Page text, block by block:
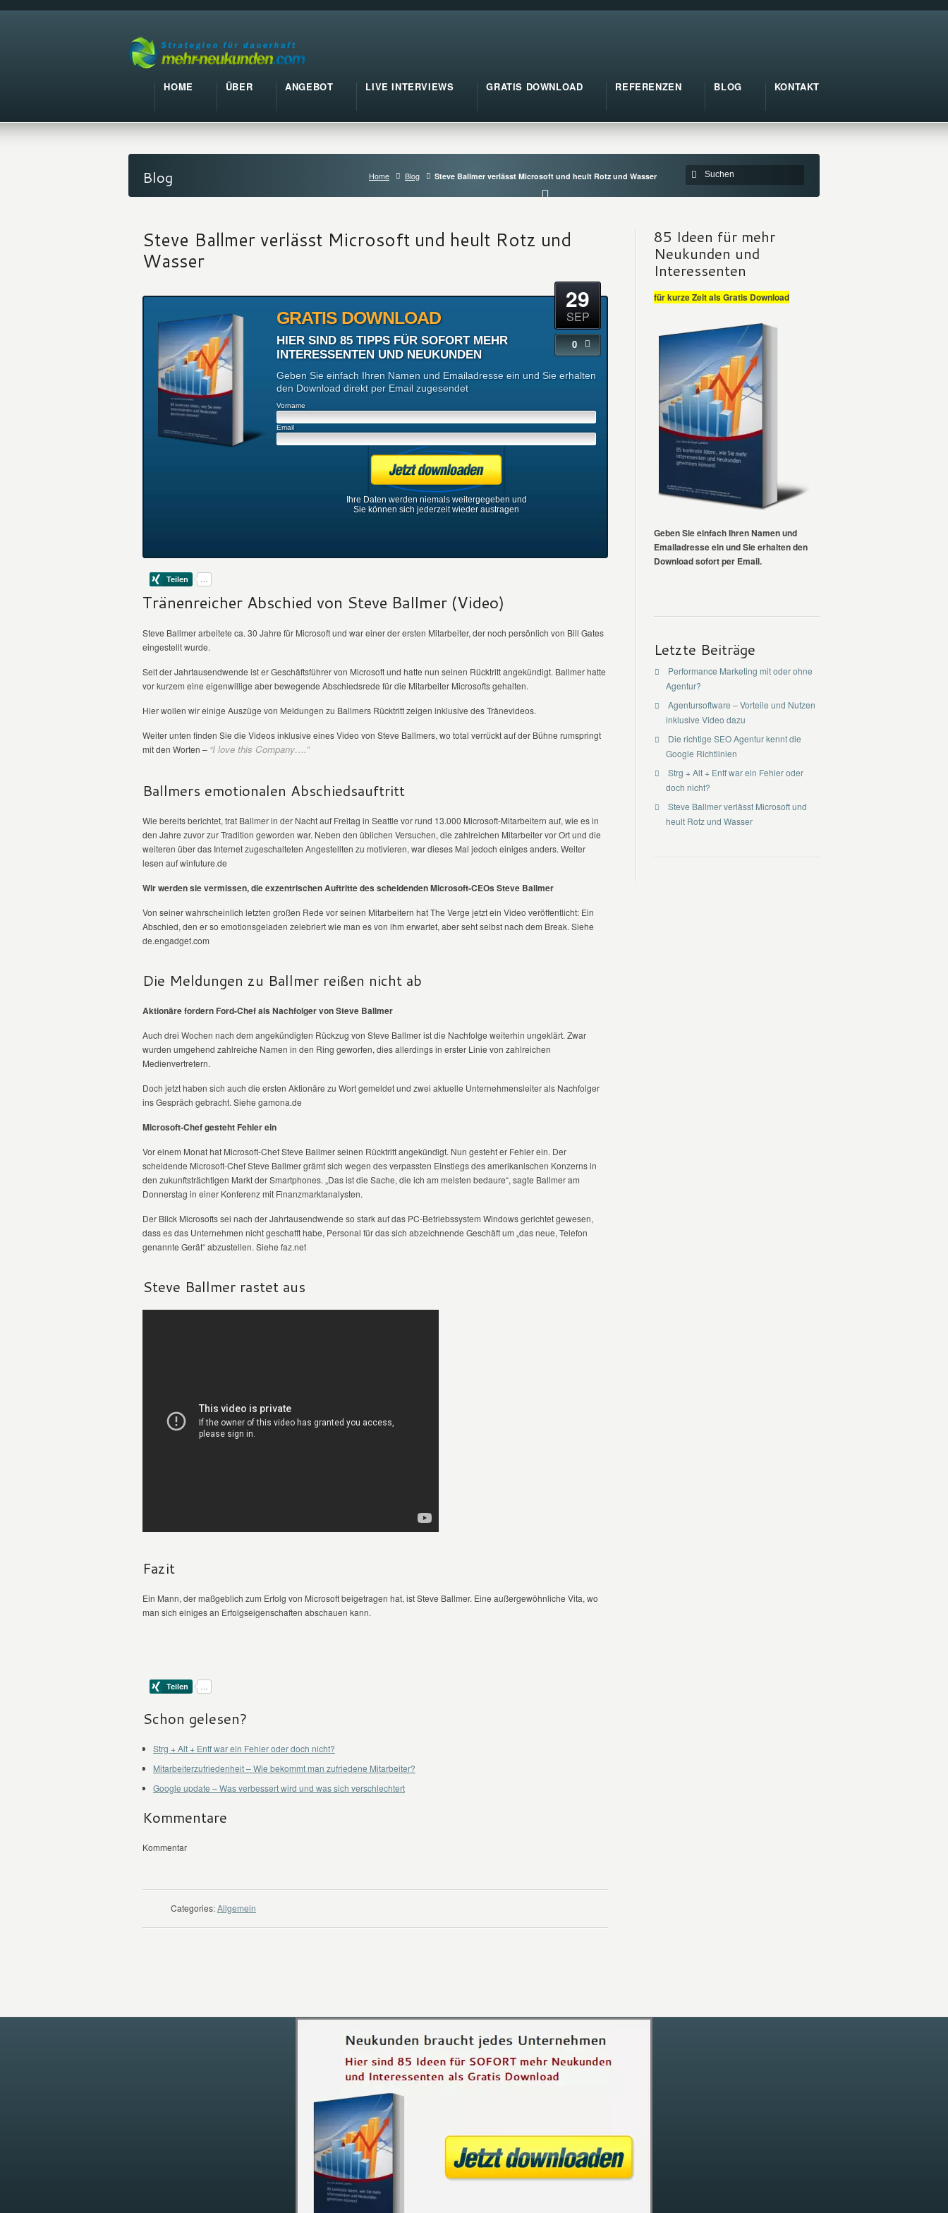
HOME ÜBER ANGEBOT LIVE INTERVIEWS GRATIS DOWNLOAD REFERENZEN BLOG KONTAKT
Blog Home Blog Steve Ballmer verlässt Microsoft und heult Rotz und Wasser
Steve Ballmer verlässt Microsoft und heult Rotz und
Wasser
GRATIS DOWNLOAD
HIER SIND 85 TIPPS FÜR SOFORT MEHR
INTERESSENTEN UND NEUKUNDEN
Geben Sie einfach Ihren Namen und Emailadresse ein und Sie erhalten
den Download direkt per Email zugesendet
Vorname
Email
Ihre Daten werden niemals weitergegeben und
Sie können sich jederzeit wieder austragen
Tränenreicher Abschied von Steve Ballmer (Video)
Steve Ballmer arbeitete ca. 30 Jahre für Microsoft und war einer der ersten Mitarbeiter, der noch persönlich von Bill Gates
eingestellt wurde.
Seit der Jahrtausendwende ist er Geschäftsführer von Microsoft und hatte nun seinen Rücktritt angekündigt. Ballmer hatte
vor kurzem eine eigenwillige aber bewegende Abschiedsrede für die Mitarbeiter Microsofts gehalten.
Hier wollen wir einige Auszüge von Meldungen zu Ballmers Rücktritt zeigen inklusive des Tränevideos.
Weiter unten finden Sie die Videos inklusive eines Video von Steve Ballmers, wo total verrückt auf der Bühne rumspringt
mit den Worten – “I love this Company….”
Ballmers emotionalen Abschiedsauftritt
Wie bereits berichtet, trat Ballmer in der Nacht auf Freitag in Seattle vor rund 13.000 Microsoft-Mitarbeitern auf, wie es in
den Jahre zuvor zur Tradition geworden war. Neben den üblichen Versuchen, die zahlreichen Mitarbeiter vor Ort und die
weiteren über das Internet zugeschalteten Angestellten zu motivieren, war dieses Mal jedoch einiges anders. Weiter
lesen auf winfuture.de
Wir werden sie vermissen, die exzentrischen Auftritte des scheidenden Microsoft-CEOs Steve Ballmer
Von seiner wahrscheinlich letzten großen Rede vor seinen Mitarbeitern hat The Verge jetzt ein Video veröffentlicht: Ein
Abschied, den er so emotionsgeladen zelebriert wie man es von ihm erwartet, aber seht selbst nach dem Break. Siehe
de.engadget.com
Die Meldungen zu Ballmer reißen nicht ab
Aktionäre fordern Ford-Chef als Nachfolger von Steve Ballmer
Auch drei Wochen nach dem angekündigten Rückzug von Steve Ballmer ist die Nachfolge weiterhin ungeklärt. Zwar
wurden umgehend zahlreiche Namen in den Ring geworfen, dies allerdings in erster Linie von zahlreichen
Medienvertretern.
Doch jetzt haben sich auch die ersten Aktionäre zu Wort gemeldet und zwei aktuelle Unternehmensleiter als Nachfolger
ins Gespräch gebracht. Siehe gamona.de
Microsoft-Chef gesteht Fehler ein
Vor einem Monat hat Microsoft-Chef Steve Ballmer seinen Rücktritt angekündigt. Nun gesteht er Fehler ein. Der
scheidende Microsoft-Chef Steve Ballmer grämt sich wegen des verpassten Einstiegs des amerikanischen Konzerns in
den zukunftsträchtigen Markt der Smartphones. „Das ist die Sache, die ich am meisten bedaure“, sagte Ballmer am
Donnerstag in einer Konferenz mit Finanzmarktanalysten.
Der Blick Microsofts sei nach der Jahrtausendwende so stark auf das PC-Betriebssystem Windows gerichtet gewesen,
dass es das Unternehmen nicht geschafft habe, Personal für das sich abzeichnende Geschäft um „das neue, Telefon
genannte Gerät“ abzustellen. Siehe faz.net
Steve Ballmer rastet aus
Fazit
Ein Mann, der maßgeblich zum Erfolg von Microsoft beigetragen hat, ist Steve Ballmer. Eine außergewöhnliche Vita, wo
man sich einiges an Erfolgseigenschaften abschauen kann.
Schon gelesen?
Strg + Alt + Entf war ein Fehler oder doch nicht?
Mitarbeiterzufriedenheit – Wie bekommt man zufriedene Mitarbeiter?
Google update – Was verbessert wird und was sich verschlechtert
Kommentare
Kommentar
29
SEP
0
Categories:Allgemein
85 Ideen für mehr
Neukunden und
Interessenten
für kurze Zeit als Gratis Download
Geben Sie einfach Ihren Namen und
Emailadresse ein und Sie erhalten den
Download sofort per Email.
Letzte Beiträge
Performance Marketing mit oder ohne
Agentur?
Agentursoftware – Vorteile und Nutzen
inklusive Video dazu
Die richtige SEO Agentur kennt die
Google Richtlinien
Strg + Alt + Entf war ein Fehler oder
doch nicht?
Steve Ballmer verlässt Microsoft und
heult Rotz und Wasser